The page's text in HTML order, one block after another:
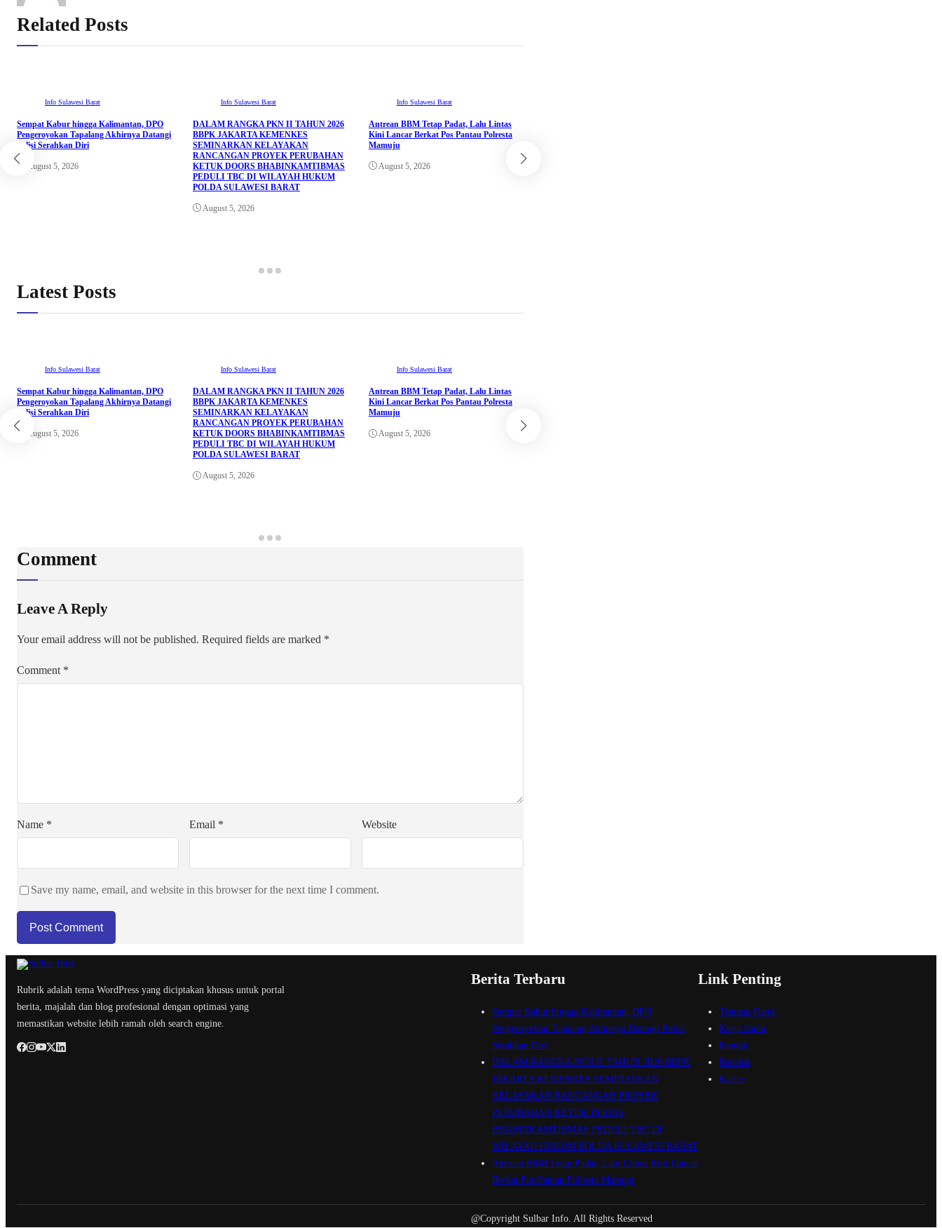
Related Posts
Info Sulawesi Barat
Sempat Kabur hingga Kalimantan, DPO
Pengeroyokan Tapalang Akhirnya Datangi
Polisi Serahkan Diri
August 5, 2026
Info Sulawesi Barat
DALAM RANGKA PKN II TAHUN 2026
BBPK JAKARTA KEMENKES
SEMINARKAN KELAYAKAN
RANCANGAN PROYEK PERUBAHAN
KETUK DOORS BHABINKAMTIBMAS
PEDULI TBC DI WILAYAH HUKUM
POLDA SULAWESI BARAT
August 5, 2026
Info Sulawesi Barat
Antrean BBM Tetap Padat, Lalu Lintas
Kini Lancar Berkat Pos Pantau Polresta
Mamuju
August 5, 2026
Latest Posts
Info Sulawesi Barat
Sempat Kabur hingga Kalimantan, DPO
Pengeroyokan Tapalang Akhirnya Datangi
Polisi Serahkan Diri
August 5, 2026
Info Sulawesi Barat
DALAM RANGKA PKN II TAHUN 2026
BBPK JAKARTA KEMENKES
SEMINARKAN KELAYAKAN
RANCANGAN PROYEK PERUBAHAN
KETUK DOORS BHABINKAMTIBMAS
PEDULI TBC DI WILAYAH HUKUM
POLDA SULAWESI BARAT
August 5, 2026
Info Sulawesi Barat
Antrean BBM Tetap Padat, Lalu Lintas
Kini Lancar Berkat Pos Pantau Polresta
Mamuju
August 5, 2026
Comment
Leave A Reply
Your email address will not be published. Required fields are marked *
Comment *
Name * Email * Website
Save my name, email, and website in this browser for the next time I comment.
Rubrik adalah tema WordPress yang diciptakan khusus untuk portal
berita, majalah dan blog profesional dengan optimasi yang
memastikan website lebih ramah oleh search engine.
Berita Terbaru
Sempat Kabur hingga Kalimantan, DPO
Pengeroyokan Tapalang Akhirnya Datangi Polisi
Serahkan Diri
DALAM RANGKA PKN II TAHUN 2026 BBPK
JAKARTA KEMENKES SEMINARKAN
KELAYAKAN RANCANGAN PROYEK
PERUBAHAN KETUK DOORS
BHABINKAMTIBMAS PEDULI TBC DI
WILAYAH HUKUM POLDA SULAWESI BARAT
Antrean BBM Tetap Padat, Lalu Lintas Kini Lancar
Berkat Pos Pantau Polresta Mamuju
Link Penting
Tentang Kami
Kerja Sama
Kontak
Redaksi
Karier
@Copyright Sulbar Info. All Rights Reserved